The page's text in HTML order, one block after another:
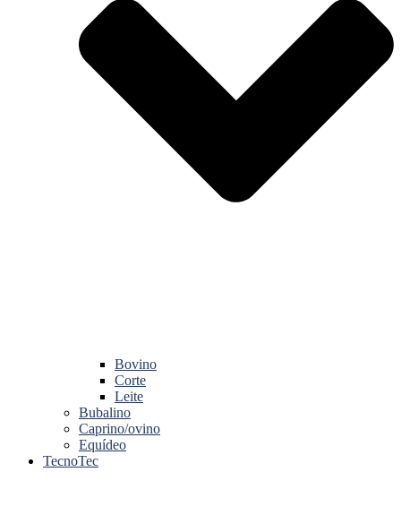
Bovino
Corte
Leite
Bubalino
Caprino/ovino
Equídeo
TecnoTec